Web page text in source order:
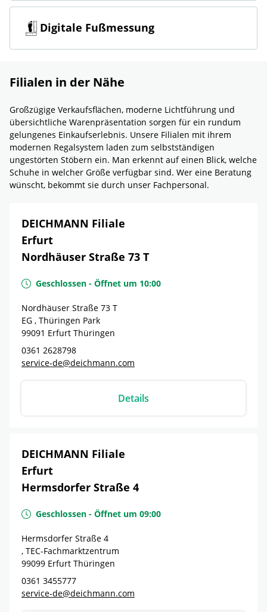
Digitale Fußmessung
Filialen in der Nähe
Großzügige Verkaufsflächen, moderne Lichtführung und
übersichtliche Warenpräsentation sorgen für ein rundum
gelungenes Einkaufserlebnis. Unsere Filialen mit ihrem
modernen Regalsystem laden zum selbstständigen
ungestörten Stöbern ein. Man erkennt auf einen Blick, welche
Schuhe in welcher Größe verfügbar sind. Wer eine Beratung
wünscht, bekommt sie durch unser Fachpersonal.
DEICHMANN Filiale
Erfurt
Nordhäuser Straße 73 T
Geschlossen - Öffnet um 10:00
Nordhäuser Straße 73 T
EG , Thüringen Park
99091 Erfurt Thüringen
0361 2628798
service-de@deichmann.com
Details
DEICHMANN Filiale
Erfurt
Hermsdorfer Straße 4
Geschlossen - Öffnet um 09:00
Hermsdorfer Straße 4
, TEC-Fachmarktzentrum
99099 Erfurt Thüringen
0361 3455777
service-de@deichmann.com